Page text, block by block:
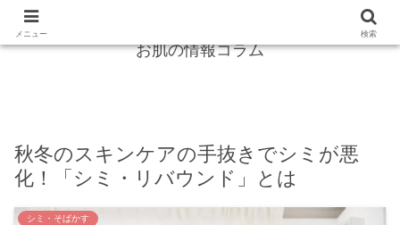
お肌の情報コラム
秋冬のスキンケアの手抜きでシミが悪
化！「シミ・リバウンド」とは
シミ・そばかす
メニュー 検索